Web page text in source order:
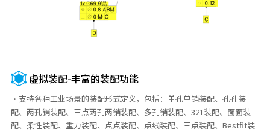
虚拟装配-丰富的装配功能
·支持各种工业场景的装配形式定义，包括：单孔单销装配、孔孔装
配、两孔销装配、三点两孔两销装配、多孔销装配、321装配、面面装
配、柔性装配、重力装配、点点装配、点线装配、三点装配、Bestfit装